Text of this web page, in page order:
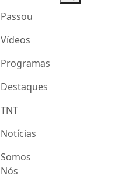
Passou
Vídeos
Programas
Destaques
TNT
Notícias
Somos
Nós